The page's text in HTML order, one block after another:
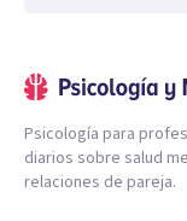
Psicología para
diarios sobre salud
relaciones de pareja.